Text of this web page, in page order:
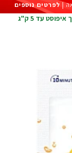
לפרטים נוספים